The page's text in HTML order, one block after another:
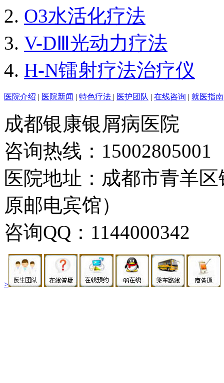
O3水活化疗法
V-DⅢ光动力疗法
H-N镭射疗法治疗仪
医院介绍 | 医院新闻 | 特色疗法 | 医护团队 | 在线咨询 | 就医指南
成都银康银屑病医院
咨询热线：15002805001
医院地址：成都市青羊
原邮电宾馆）
咨询QQ：1144000342
>